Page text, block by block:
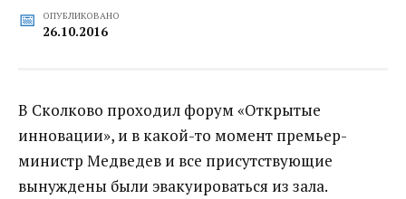
ОПУБЛИКОВАНО
26.10.2016
В Сколково проходил форум «Открытые
инновации», и в какой-то момент премьер-
министр Медведев и все присутствующие
вынуждены были эвакуироваться из зала.